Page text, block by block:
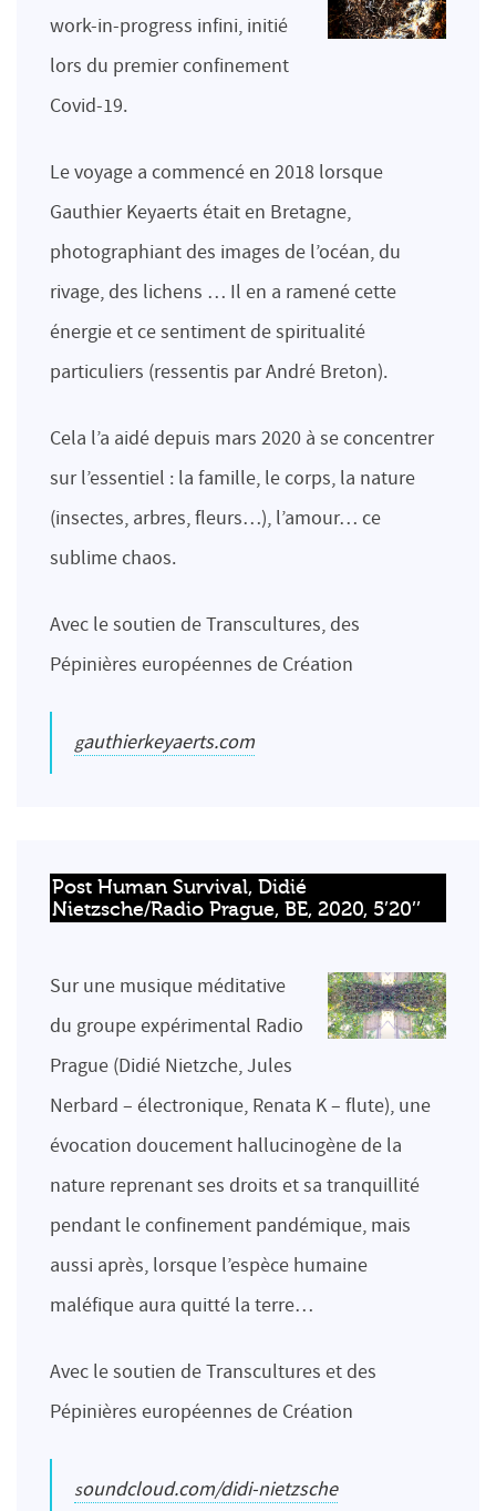
work-in-progress infini, initié
lors du premier confinement
Covid-19.
Le voyage a commencé en 2018 lorsque
Gauthier Keyaerts était en Bretagne,
photographiant des images de l’océan, du
rivage, des lichens … Il en a ramené cette
énergie et ce sentiment de spiritualité
particuliers (ressentis par André Breton).
Cela l’a aidé depuis mars 2020 à se concentrer
sur l’essentiel : la famille, le corps, la nature
(insectes, arbres, fleurs…), l’amour… ce
sublime chaos.
Avec le soutien de Transcultures, des
Pépinières européennes de Création
gauthierkeyaerts.com
Post Human Survival, Didié
Nietzsche/Radio Prague, BE, 2020, 5’20’’
Sur une musique méditative
du groupe expérimental Radio
Prague (Didié Nietzche, Jules
Nerbard – électronique, Renata K – flute), une
évocation doucement hallucinogène de la
nature reprenant ses droits et sa tranquillité
pendant le confinement pandémique, mais
aussi après, lorsque l’espèce humaine
maléfique aura quitté la terre…
Avec le soutien de Transcultures et des
Pépinières européennes de Création
soundcloud.com/didi-nietzsche